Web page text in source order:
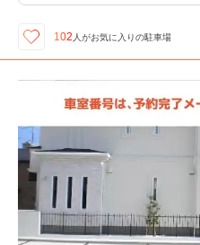
102 人がお気に入りの駐車場